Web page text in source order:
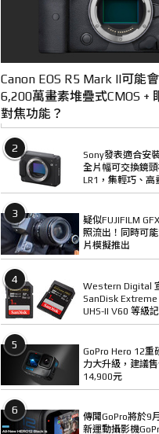
Canon EOS R5 Mark II可能
6,200萬畫素堆疊式CMOS +
對焦功能？
2
Sony發表適合安
全片幅可交換鏡
LR1，集輕巧、高
3
疑似FUJIFILM
照流出！同時可
片模擬推出
4
Western Digital
SanDisk Extreme
UHS-II V60 等級
5
GoPro Hero 12重
力大升級，建議
14,900元
6
傳聞GoPro將於9
新運動攝影機